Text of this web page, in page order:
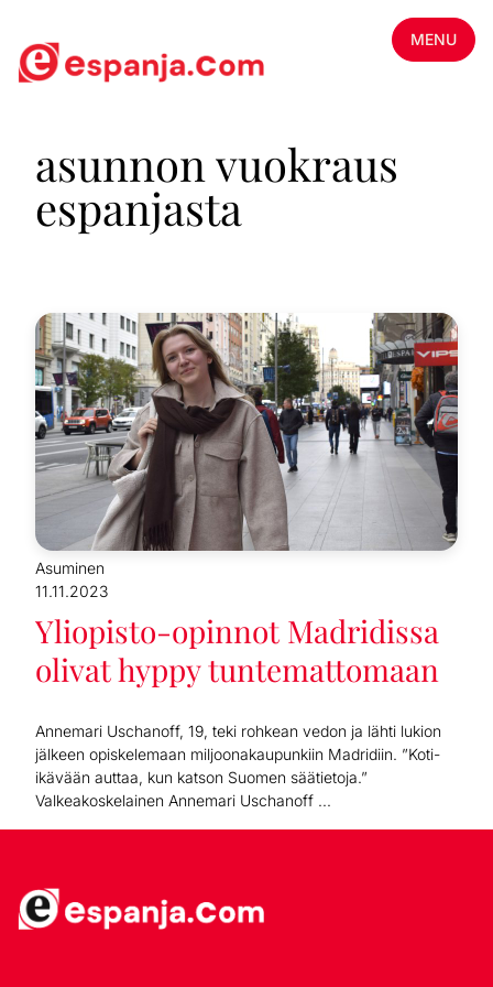
MENU
asunnon vuokraus
espanjasta
Asuminen
11.11.2023
Yliopisto-opinnot Madridissa
olivat hyppy tuntemattomaan
Annemari Uschanoff, 19, teki rohkean vedon ja lähti lukion
jälkeen opiskelemaan miljoonakaupunkiin Madridiin. ”Koti-
ikävään auttaa, kun katson Suomen säätietoja.”
Valkeakoskelainen Annemari Uschanoff ...